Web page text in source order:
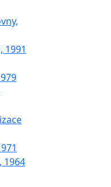
1991
1964